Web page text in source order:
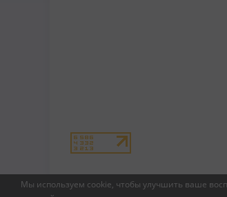
Мы используем cookie, чтобы улучшить ваше